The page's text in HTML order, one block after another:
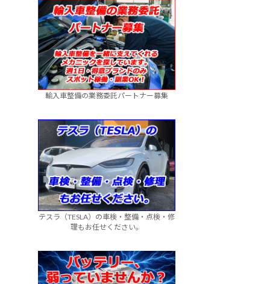
輸入車整備の業務委託パートナー募集
テスラ（TESLA）の車検・整備・点検・修
理もお任せください。